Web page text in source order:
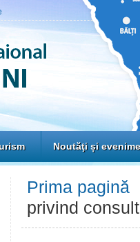
Noutăţi și
Prima pagină
privind